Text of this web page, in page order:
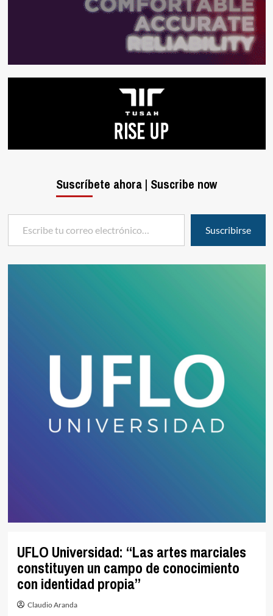
UFLO Universidad: “Las artes marciales
constituyen un campo de conocimiento
con identidad propia”
Claudio Aranda
Suscríbete ahora | Suscribe now
Escribe tu correo electrónico…
Suscribirse